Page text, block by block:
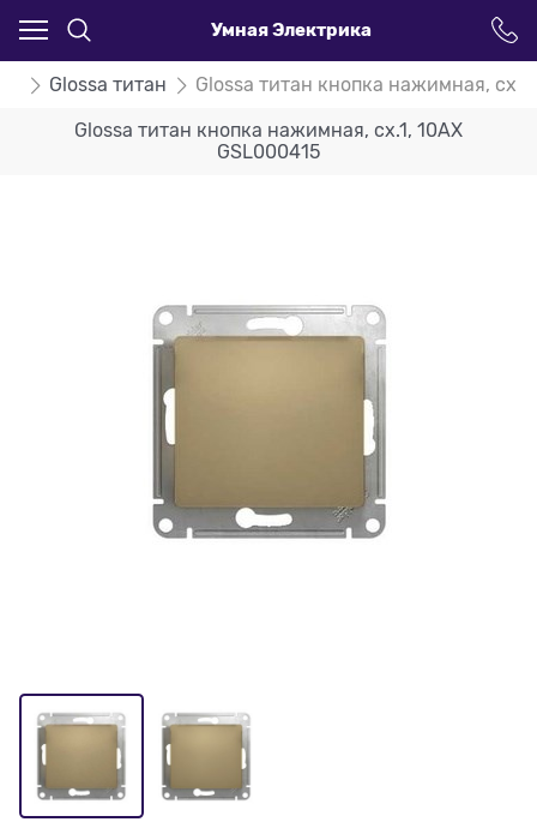
Умная Электрика
Glossa титан Glossa титан кнопка нажимная,
Glossa титан кнопка нажимная, сх.1, 10АХ
GSL000415